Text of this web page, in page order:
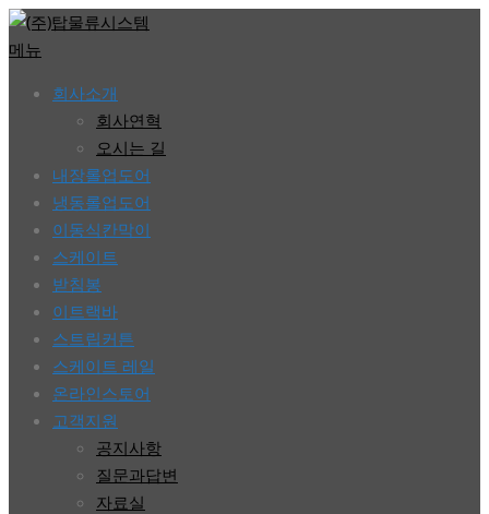
콘
텐
메뉴
회사소개
회사연혁
오시는 길
내장롤업도어
냉동롤업도어
이동식칸막이
스케이트
받침봉
이트랙바
스트립커튼
스케이트 레일
온라인스토어
고객지원
공지사항
질문과답변
자료실